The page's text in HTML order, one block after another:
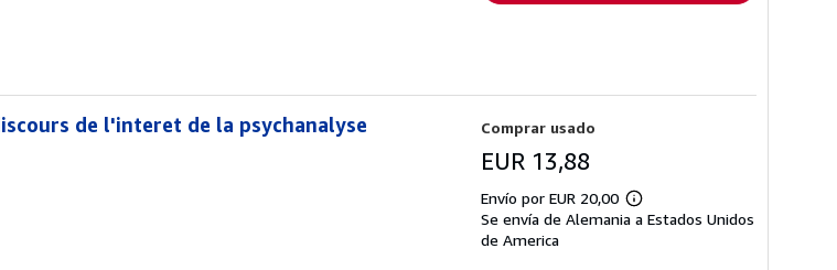
de l'interet de la psychanalyse Comprar usado
EUR 13,88
Envío por EUR 20,00
Más
información
Se envía de Alemania a Estados Unidos
de America